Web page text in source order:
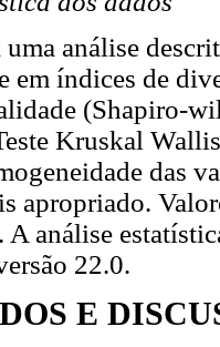
uma análise
em índices de
(Shapiro-
Kruskal
das
apropriado.
análise
22.0.
E